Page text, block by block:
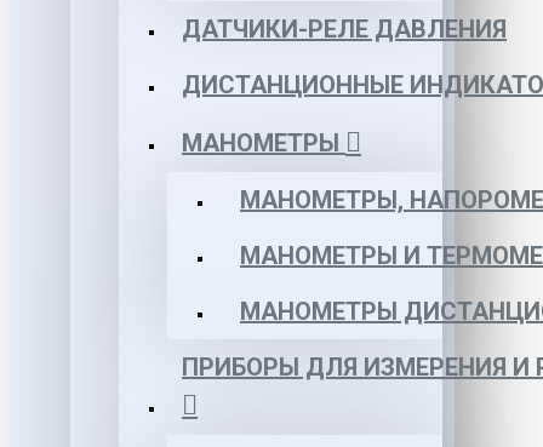
ДАТЧИКИ-РЕЛЕ ДАВЛЕНИЯ
ДИСТАНЦИОННЫЕ
МАНОМЕТРЫ
МАНОМЕТРЫ,
МАНОМЕТРЫ И
МАНОМЕТРЫ
ПРИБОРЫ ДЛЯ ИЗМЕРЕНИЯ И